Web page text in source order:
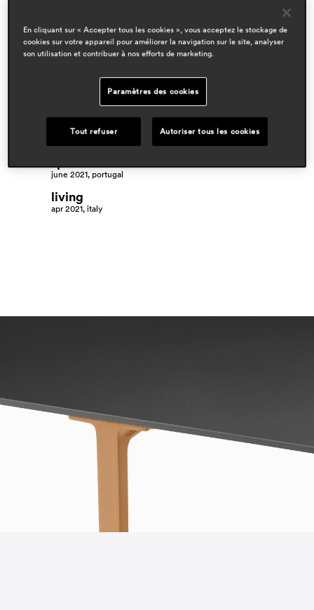
robin rizzini
workspace & corporate
deco journal
spend in
june 2021, portugal
living
apr 2021, italy
En cliquant sur « Accepter tous les cookies », vous acceptez le stockage de
cookies sur votre appareil pour améliorer la navigation sur le site, analyser
son utilisation et contribuer à nos efforts de marketing.
Paramètres des cookies
Tout refuser Autoriser tous les cookies